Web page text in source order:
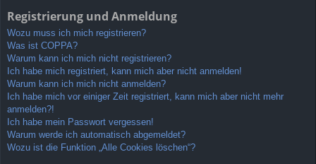
rif
f
Registrierung und Anmeldung
Wozu muss ich mich registrieren?
Was ist COPPA?
Warum kann ich mich nicht registrieren?
Ich habe mich registriert, kann mich aber nicht anmelden!
Warum kann ich mich nicht anmelden?
Ich habe mich vor einiger Zeit registriert, kann mich aber nicht mehr
anmelden?!
Ich habe mein Passwort vergessen!
Warum werde ich automatisch abgemeldet?
Wozu ist die Funktion „Alle Cookies löschen“?